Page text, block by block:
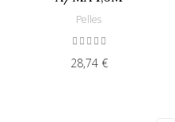
Pelles
28,74 €